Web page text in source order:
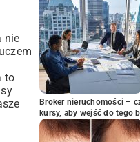
nie
to
Broker nieruchomości –
kursy, aby wejść do tego